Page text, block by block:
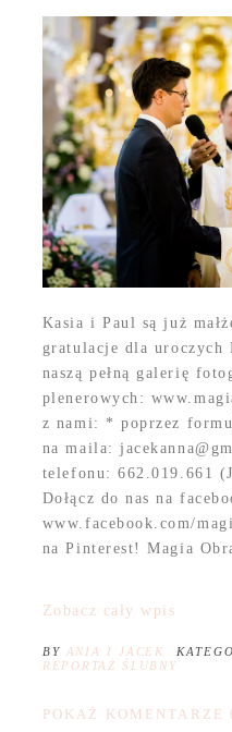
Kasia i Paul są już
gratulacje dla uroczych
naszą pełną galerię
plenerowych:
z nami: * poprzez
na maila:
telefonu: 662.019.661
Dołącz do nas na
www.facebook.com/
na Pinterest! Magia
Zobacz cały wpis
BY ANIA I JACEK
REPORTAŻ ŚLUBNY
POKAŻ KOMENTARZE